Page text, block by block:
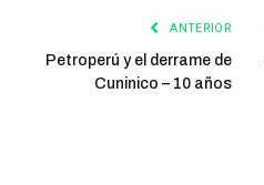
ANTERIOR
Petroperú y el derrame de
Cuninico – 10 años